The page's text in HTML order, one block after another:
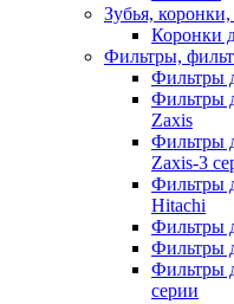
Зубья,
Коронки
Фильтры,
Фильтры
Фильтры
Zaxis
Фильтры
Zaxis-3
Фильтры
Hitachi
Фильтры
Фильтры
Фильтры
серии